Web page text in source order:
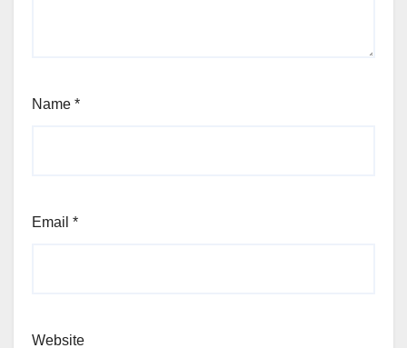
Name *
Email *
Website